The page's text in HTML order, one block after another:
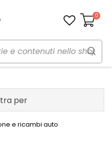
Carrello
0
e ricambi auto
per